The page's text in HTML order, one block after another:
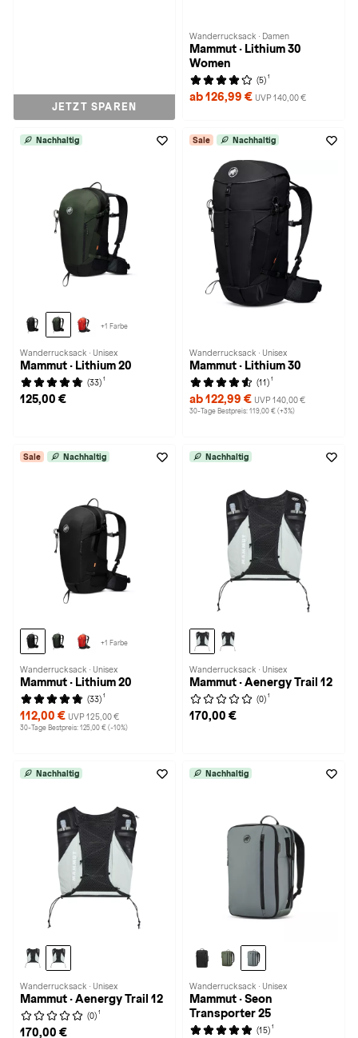
JETZT SPAREN
Wanderrucksack · Damen
Mammut · Lithium 30
Women
(5) 1
ab 126,99 € UVP 140,00 €
Nachhaltig
+1 Farbe
Wanderrucksack · Unisex
Mammut · Lithium 20
(33) 1
125,00 €
Sale Nachhaltig
Wanderrucksack · Unisex
Mammut · Lithium 30
(11) 1
ab 122,99 € UVP 140,00 €
30-Tage Bestpreis: 119,00 € (+3%)
Sale Nachhaltig
+1 Farbe
Wanderrucksack · Unisex
Mammut · Lithium 20
(33) 1
112,00 € UVP 125,00 €
30-Tage Bestpreis: 125,00 € (-10%)
Nachhaltig
Wanderrucksack · Unisex
Mammut · Aenergy Trail 12
(0) 1
170,00 €
Nachhaltig
Wanderrucksack · Unisex
Mammut · Aenergy Trail 12
(0) 1
170,00 €
Nachhaltig
Wanderrucksack · Unisex
Mammut · Seon
Transporter 25
(15) 1